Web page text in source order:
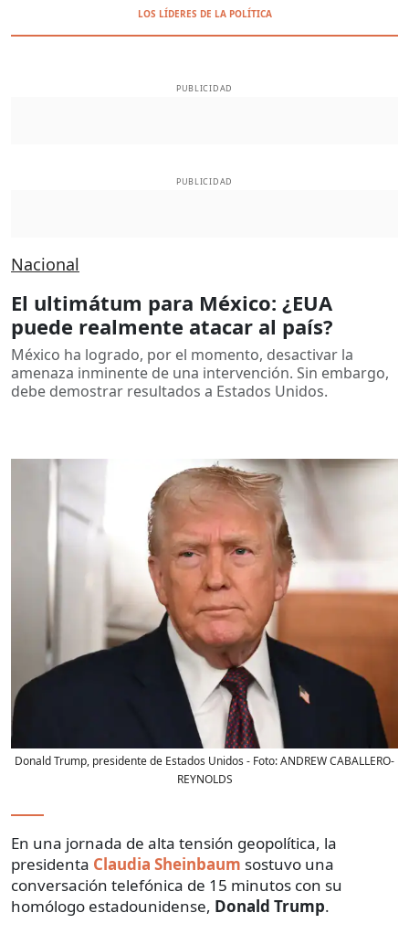
LOS LÍDERES DE LA POLÍTICA
PUBLICIDAD
PUBLICIDAD
Nacional
El ultimátum para México: ¿EUA
puede realmente atacar al país?
México ha logrado, por el momento, desactivar la
amenaza inminente de una intervención. Sin embargo,
debe demostrar resultados a Estados Unidos.
Donald Trump, presidente de Estados Unidos - Foto:ANDREW CABALLERO-
REYNOLDS
En una jornada de alta tensión geopolítica, la
presidenta Claudia Sheinbaum sostuvo una
conversación telefónica de 15 minutos con su
homólogo estadounidense, Donald Trump.